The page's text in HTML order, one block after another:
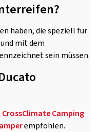
haben, die speziell für
mit dem
sein müssen.
CrossClimate Camping
empfohlen.